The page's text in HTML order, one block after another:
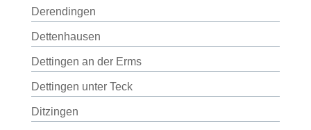
Derendingen
Dettenhausen
Dettingen an der Erms
Dettingen unter Teck
Ditzingen